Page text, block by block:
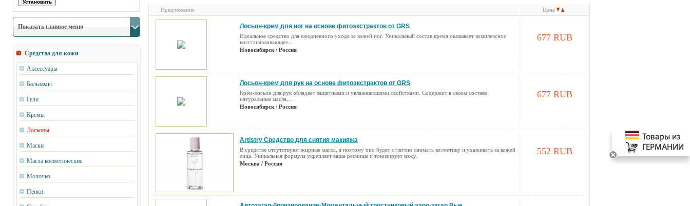
Показать главное меню
Средства для кожи
Аксессуары
Бальзамы
Гели
Кремы
Лосьоны
Маски
Масла косметические
Молочко
Пенки
Предложение Цена
Лосьон-крем для ног на основе фитоэкстрактов от GRS
Идеальное средство для ежедневного ухода за кожей ног. Уникальный состав крема оказывает комплексное
восстанавливающее...
Новосибирск / Россия
677 RUB
Лосьон-крем для рук на основе фитоэкстрактов от GRS
Крем-лосьон для рук обладает защитными и увлажняющими свойствами. Содержит в своем составе
натуральные масла,...
Новосибирск / Россия
677 RUB
Artistry Средство для снятия макияжа
В средстве отсутствуют жирные масла, а поэтому оно будет отлично снимать косметику и ухаживать за кожей
лица. Уникальная формула укрепляет ваши ресницы и тонизирует кожу.
Москва / Россия
552 RUB